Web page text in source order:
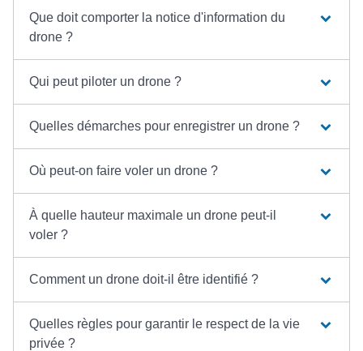
Que doit comporter la notice d'information du
drone ?
Qui peut piloter un drone ?
Quelles démarches pour enregistrer un drone ?
Où peut-on faire voler un drone ?
À quelle hauteur maximale un drone peut-il
voler ?
Comment un drone doit-il être identifié ?
Quelles règles pour garantir le respect de la vie
privée ?